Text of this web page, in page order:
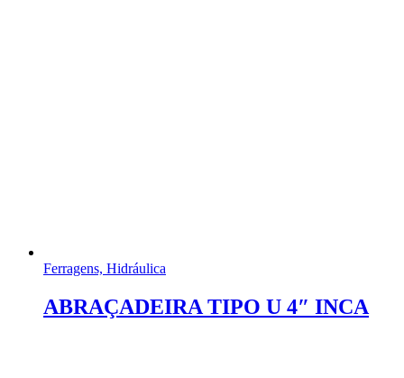
Ferragens, Hidráulica
ABRAÇADEIRA TIPO U 4″ INCA